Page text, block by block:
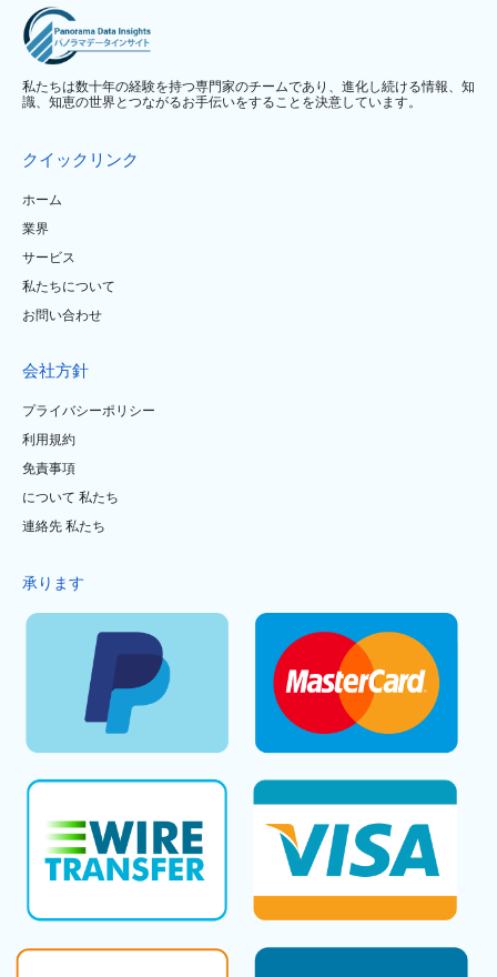
私たちは数十年の経験を持つ専門家のチームであり、進化し続ける情報、知
識、知恵の世界とつながるお手伝いをすることを決意しています。
クイックリンク
ホーム
業界
サービス
私たちについて
お問い合わせ
会社方針
プライバシーポリシー
利用規約
免責事項
について 私たち
連絡先 私たち
承ります